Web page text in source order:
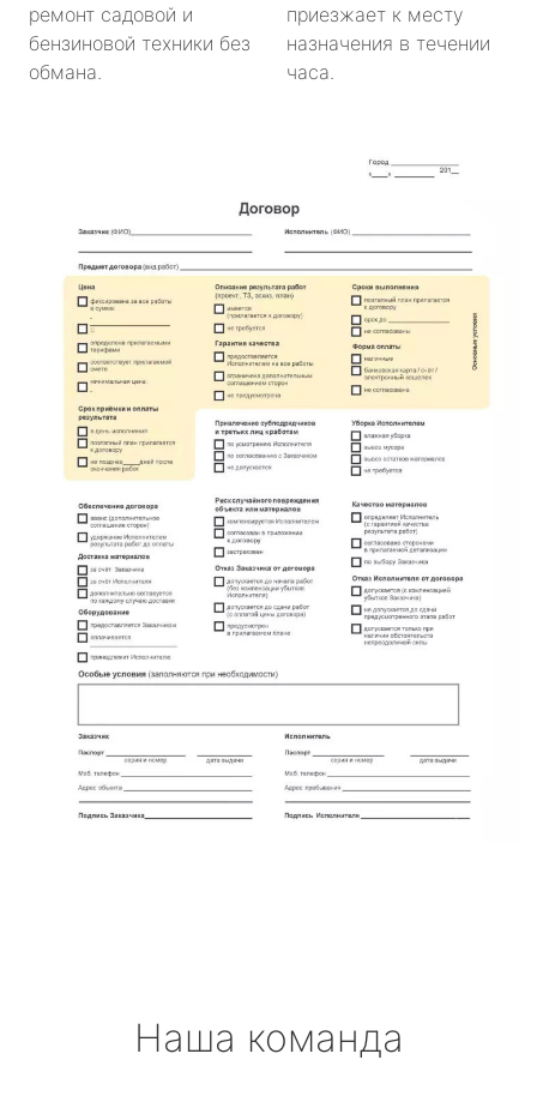
ремонт садовой и
бензиновой техники без
обмана.
приезжает к месту
назначения в течении
часа.
Наша команда